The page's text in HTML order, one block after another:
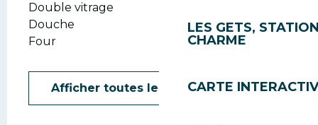
LES GETS,
CHARME
CARTE
Double vitrage
Douche
Four
Afficher toutes les prestations